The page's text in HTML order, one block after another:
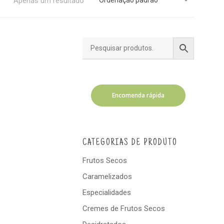
Encomenda rápida
CATEGORIAS DE PRODUTO
Frutos Secos
Caramelizados
Especialidades
Cremes de Frutos Secos